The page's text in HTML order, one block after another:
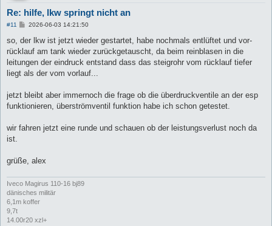
Re: hilfe, lkw springt nicht an
#11
B
i
r
a
g
2026-06-03 14:21:50
so, der lkw ist jetzt wieder gestartet, habe nochmals entlüftet und vor-
rücklauf am tank wieder zurückgetauscht, da beim reinblasen in die
leitungen der eindruck entstand dass das steigrohr vom rücklauf tiefer
liegt als der vom vorlauf...
jetzt bleibt aber immernoch die frage ob die überdruckventile an der esp
funktionieren, überströmventil funktion habe ich schon getestet.
wir fahren jetzt eine runde und schauen ob der leistungsverlust noch da
ist.
grüße, alex
Iveco Magirus 110-16 bj89
dänisches militär
6,1m koffer
9,7t
14.00r20 xzl+